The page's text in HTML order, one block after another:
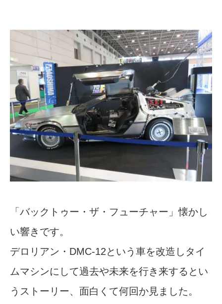
「バックトゥー・ザ・フューチャー」懐かし
い響きです。
デロリアン・DMC-12という車を改造し タイ
ムマシンにして過去や未来を行き来するとい
うストーリー、面白くて何回か見ました。